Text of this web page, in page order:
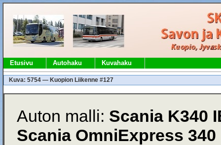
Etusivu Autohaku Kuvahaku
Kuva: 5754 — Kuopion Liikenne #127
Auton malli: Scania K340
Scania OmniExpress 340